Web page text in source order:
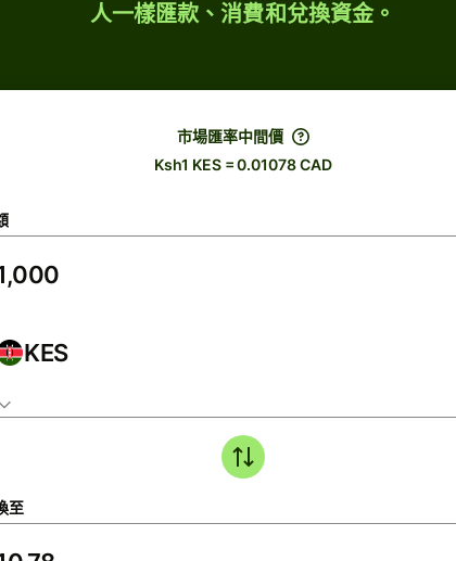
人一樣匯款、消費和兌換資金。
市場匯率中間價
Ksh1 KES = 0.01078 CAD
KES
至